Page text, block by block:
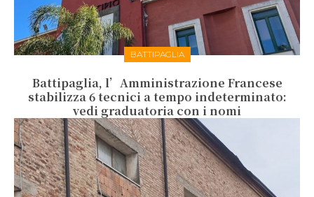
BATTIPAGLIA
Battipaglia, l’Amministrazione Francese
stabilizza 6 tecnici a tempo indeterminato:
vedi graduatoria con i nomi